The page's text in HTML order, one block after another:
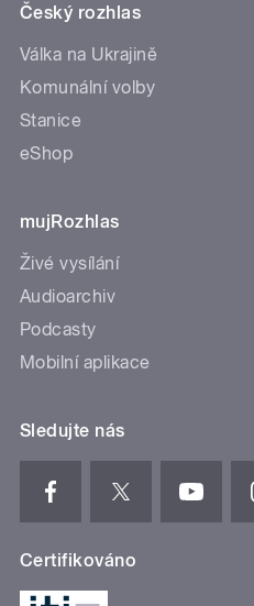
Český rozhlas
Válka na Ukrajině
Komunální volby
Stanice
eShop
mujRozhlas
Živé vysílání
Audioarchiv
Podcasty
Mobilní aplikace
Sledujte nás
Certifikováno